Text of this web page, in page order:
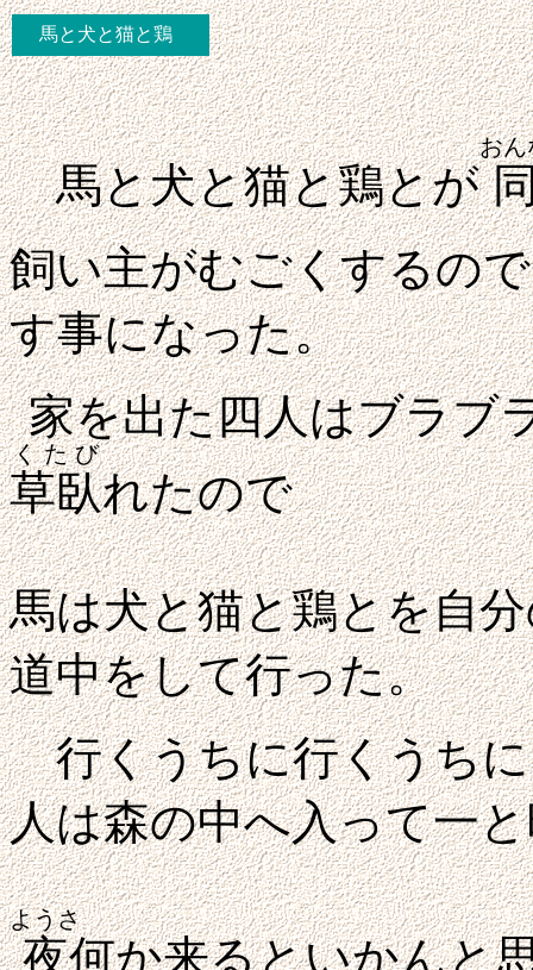
馬と犬と猫と鶏
馬と犬と猫と鶏とが
おん
飼い主がむごくするの
す事になった。
家を出た四人はブラブ
草臥
くたび
れたので
馬は犬と猫と鶏とを自
道中をして行った。
行くうちに行くうちに
人は森の中へ入って一
夜
ようさ
何か来るといかんと